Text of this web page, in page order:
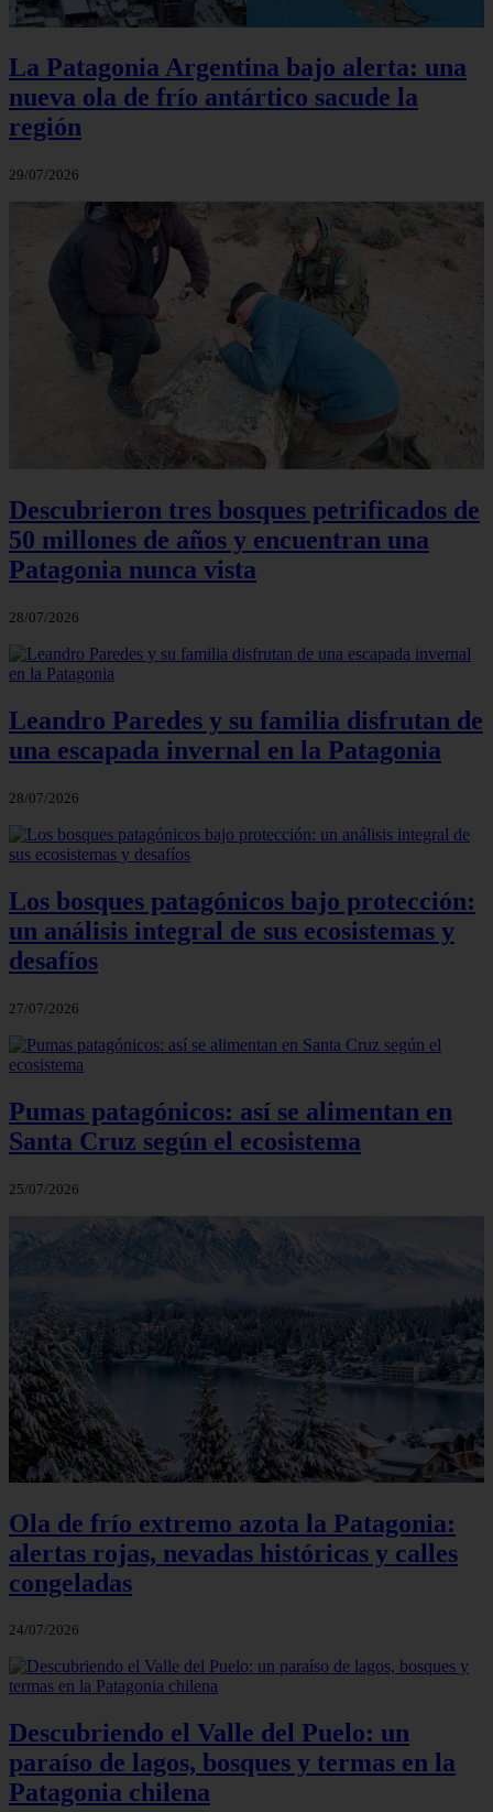
La Patagonia Argentina bajo alerta: una
nueva ola de frío antártico sacude la
región
29/07/2026
Descubrieron tres bosques petrificados de
50 millones de años y encuentran una
Patagonia nunca vista
28/07/2026
Leandro Paredes y su familia disfrutan de
una escapada invernal en la Patagonia
28/07/2026
Los bosques patagónicos bajo protección:
un análisis integral de sus ecosistemas y
desafíos
27/07/2026
Pumas patagónicos: así se alimentan en
Santa Cruz según el ecosistema
25/07/2026
Ola de frío extremo azota la Patagonia:
alertas rojas, nevadas históricas y calles
congeladas
24/07/2026
Descubriendo el Valle del Puelo: un
paraíso de lagos, bosques y termas en la
Patagonia chilena